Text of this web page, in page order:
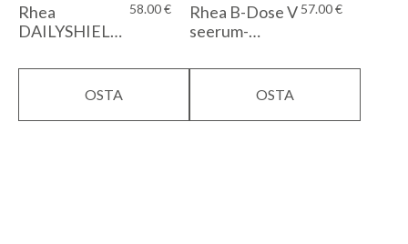
Rhea
DAILYSHIELD
(Anne&Stiil
Ilulemmik
58.00€
OSTA
Rhea B-Dose V
seerum-
57.00€
OSTA